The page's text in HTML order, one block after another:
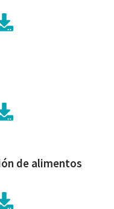
de alimentos